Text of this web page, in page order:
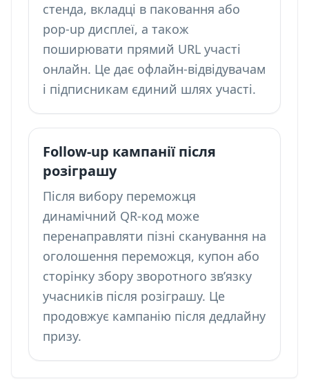
стенда, вкладці в паковання або
pop-up дисплеї, а також
поширювати прямий URL участі
онлайн. Це дає офлайн-відвідувачам
і підписникам єдиний шлях участі.
Follow-up кампанії після
розіграшу
Після вибору переможця
динамічний QR-код може
перенаправляти пізні сканування на
оголошення переможця, купон або
сторінку збору зворотного зв’язку
учасників після розіграшу. Це
продовжує кампанію після дедлайну
призу.